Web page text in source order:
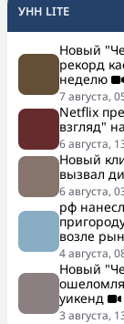
УНН LITE
Новый
рекорд
неделю
7 августа,
Netflix
взгляд"
6 августа,
Новый
вызвал
6 августа,
рф
возле
4 августа,
Новый
уикенд
3 августа,